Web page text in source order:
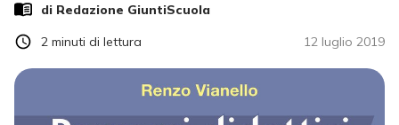
di Redazione GiuntiScuola
12 luglio 2019
2 minuti di lettura